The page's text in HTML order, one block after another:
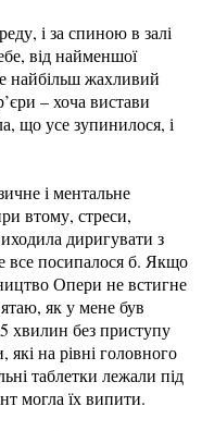
і за спиною в залі
від найменшої
найбільш жахливий
– хоча вистави
що усе зупинилося, і
і ментальне
втому, стреси,
диригувати з
все посипалося б. Якщо
Опери не встигне
як у мене був
хвилин без приступу
на рівні головного
таблетки лежали під
могла їх випити.